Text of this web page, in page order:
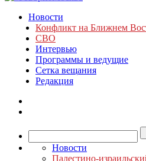
Новости
Конфликт на Ближнем
СВО
Интервью
Программы и ведущие
Сетка вещания
Редакция
Новости
Палестино-